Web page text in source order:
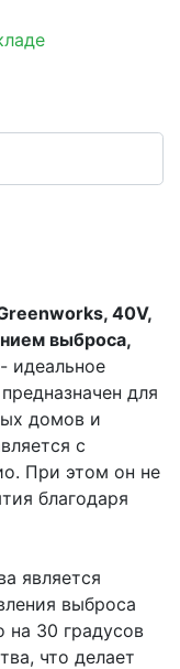
40V,
выброса,
- идеальное
для
домов и
с
При этом он не
благодаря
является
выброса
на 30 градусов
что делает